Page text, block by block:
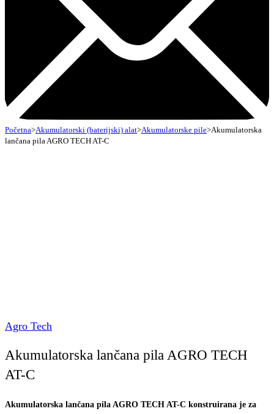
Početna>Akumulatorski (baterijski) alat>Akumulatorske pile>Akumulatorska
lančana pila AGRO TECH AT-C
Agro Tech
Akumulatorska lančana pila AGRO TECH
AT-C
Akumulatorska lančana pila AGRO TECH AT-C konstruirana je za